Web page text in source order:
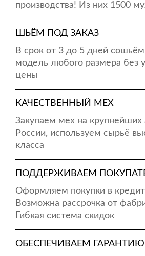
производства! Из них 1500
ШЬЁМ ПОД ЗАКАЗ
В срок от 3 до 5 дней
модель любого размера без
цены
КАЧЕСТВЕННЫЙ МЕХ
Закупаем мех на крупнейших
России, используем сырьё
класса
ПОДДЕРЖИВАЕМ
Оформляем покупки в
Возможна рассрочка от
Гибкая система скидок
ОБЕСПЕЧИВАЕМ ГАРАНТИЮ